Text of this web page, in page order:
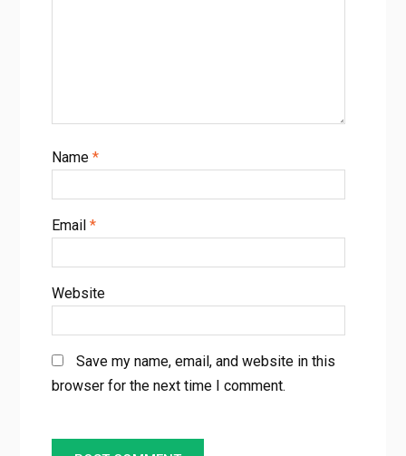
Name *
Email *
Website
Save my name, email, and website in this
browser for the next time I comment.